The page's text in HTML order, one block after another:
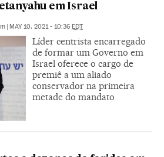
em Israel
| MAY 10, 2021 - 10:36 EDT
Líder centrista encarregado
de formar um Governo em
Israel oferece o cargo de
premiê a um aliado
conservador na primeira
metade do mandato